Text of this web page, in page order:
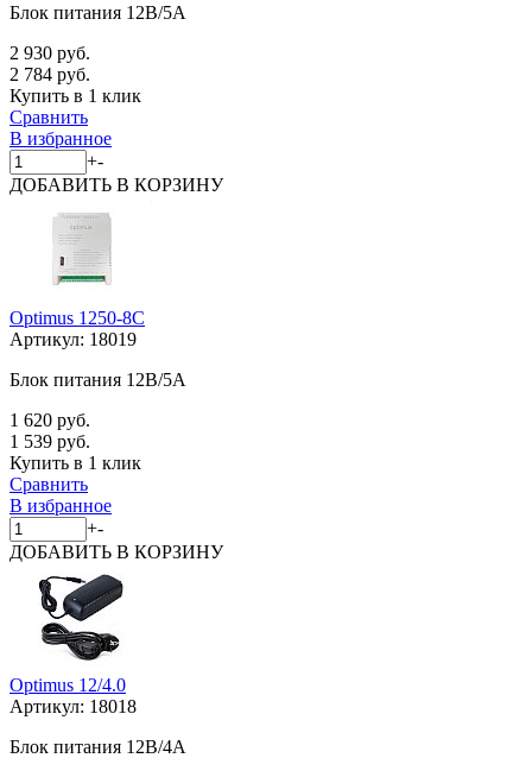
Блок питания 12В/5А
2 930 руб.
2 784 руб.
Купить в 1 клик
Сравнить
В избранное
+-
ДОБАВИТЬ В КОРЗИНУ
Optimus 1250-8C
Артикул: 18019
Блок питания 12В/5А
1 620 руб.
1 539 руб.
Купить в 1 клик
Сравнить
В избранное
+-
ДОБАВИТЬ В КОРЗИНУ
Optimus 12/4.0
Артикул: 18018
Блок питания 12В/4А